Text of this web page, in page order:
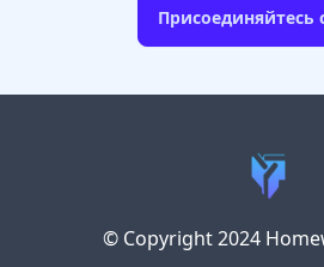
Присоединяйтесь
© Copyright 2024